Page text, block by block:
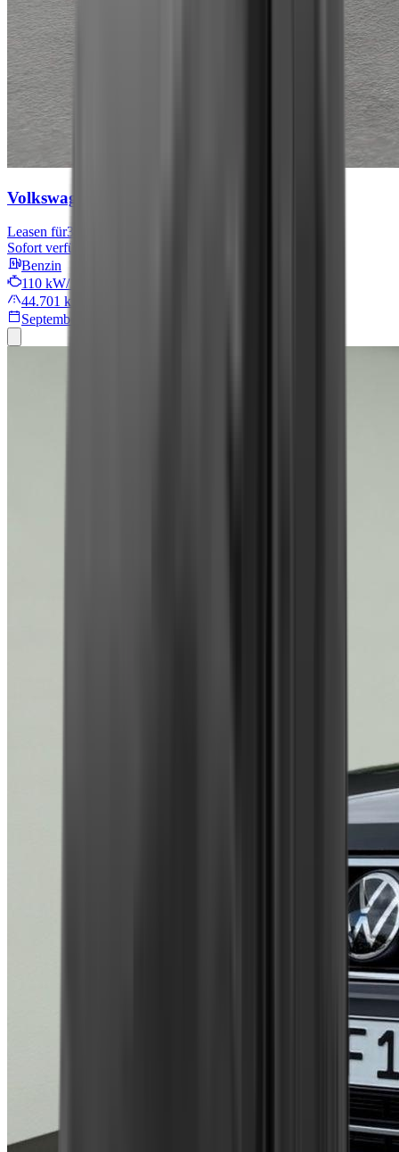
Volkswagen Tiguan
Leasen für301 € mtl.
Sofort verfügbar
Benzin
110 kW/149 PS
44.701 km
September 2024